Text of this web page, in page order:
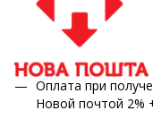
Оплата при
Новой почтой 2%